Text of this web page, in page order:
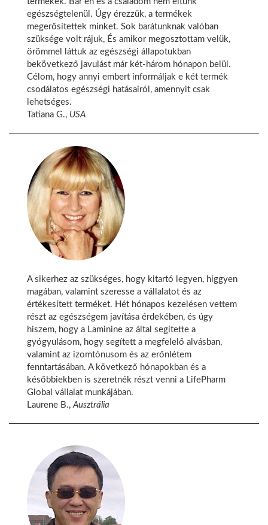
egészségtelenül. Úgy érezzük, a termékek
megerősítettek minket. Sok barátunknak valóban
szüksége volt rájuk, És amikor megosztottam velük,
örömmel láttuk az egészségi állapotukban
bekövetkező javulást már két-három hónapon belül.
Célom, hogy annyi embert informáljak e két termék
csodálatos egészségi hatásairól, amennyit csak
lehetséges.
Tatiana G., USA
A sikerhez az szükséges, hogy kitartó legyen, higgyen
magában, valamint szeresse a vállalatot és az
értékesített terméket. Hét hónapos kezelésen vettem
részt az egészségem javítása érdekében, és úgy
hiszem, hogy a Laminine az által segítette a
gyógyulásom, hogy segített a megfelelő alvásban,
valamint az izomtónusom és az erőnlétem
fenntartásában. A következő hónapokban és a
későbbiekben is szeretnék részt venni a LifePharm
Global vállalat munkájában.
Laurene B., Ausztrália